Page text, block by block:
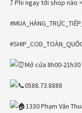
⤴ Phi ngay tới shop nào
Mở cửa 8h00-
0588.73.8888
1330 Phạm Văn